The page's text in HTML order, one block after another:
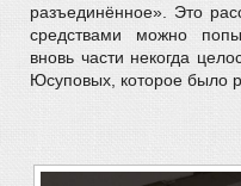
разъединённое». Это
средствами можно
вновь части некогда
Юсуповых, которое было